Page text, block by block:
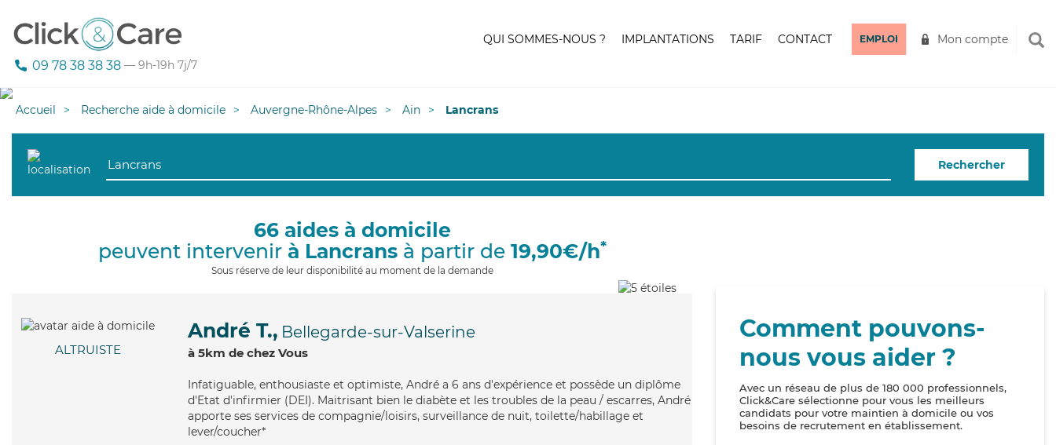
09 78 38 38 38 — 9h-19h 7j/7
QUI SOMMES-NOUS ? IMPLANTATIONS TARIF CONTACT EMPLOI Mon compte
Accueil Recherche aide à domicile Auvergne-Rhône-Alpes Ain Lancrans
Rechercher
66 aides à domicile
peuvent intervenir à Lancransà partir de 19,90€/h*
Sous réserve de leur disponibilité au moment de la demande
ALTRUISTE
André T., Bellegarde-sur-Valserine
à 5km de chez Vous
Infatiguable, enthousiaste et optimiste, André a 6 ans d'expérience et possède un diplôme
d'Etat d'infirmier (DEI). Maitrisant bien le diabète et les troubles de la peau / escarres, André
apporte ses services de compagnie/loisirs, surveillance de nuit, toilette/habillage et
lever/coucher*
Comment pouvons-
nous vous aider ?
Avec un réseau de plus de 180 000 professionnels,
Click&Care sélectionne pour vous les meilleurs
candidats pour votre maintien à domicile ou vos
besoins de recrutement en établissement.